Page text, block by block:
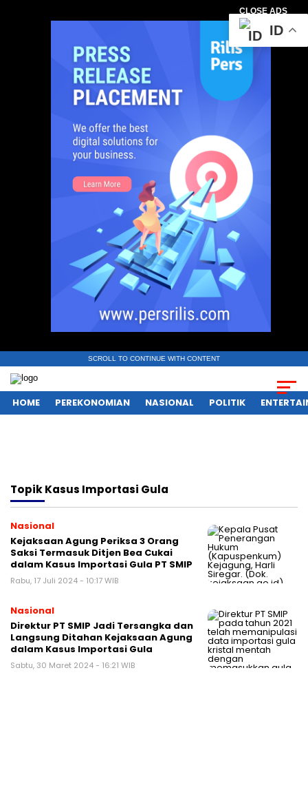
CLOSE ADS
SCROLL TO CONTINUE WITH CONTENT
HOME PEREKONOMIAN NASIONAL POLITIK
TopikKasus Importasi Gula
Nasional
Kejaksaan Agung Periksa 3 Orang
Saksi Termasuk Ditjen Bea Cukai
dalam Kasus Importasi Gula PT SMIP
Rabu, 17 Juli 2024 - 10:17 WIB
Nasional
Direktur PT SMIP Jadi Tersangka dan
Langsung Ditahan Kejaksaan Agung
dalam Kasus Importasi Gula
Sabtu, 30 Maret 2024 - 16:21 WIB
ID